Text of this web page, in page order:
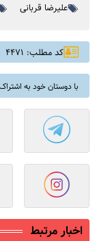
علیرضا قربانی
کد مطلب: ۴۴۷۱
با دوستان خود به
اخبار مرتبط